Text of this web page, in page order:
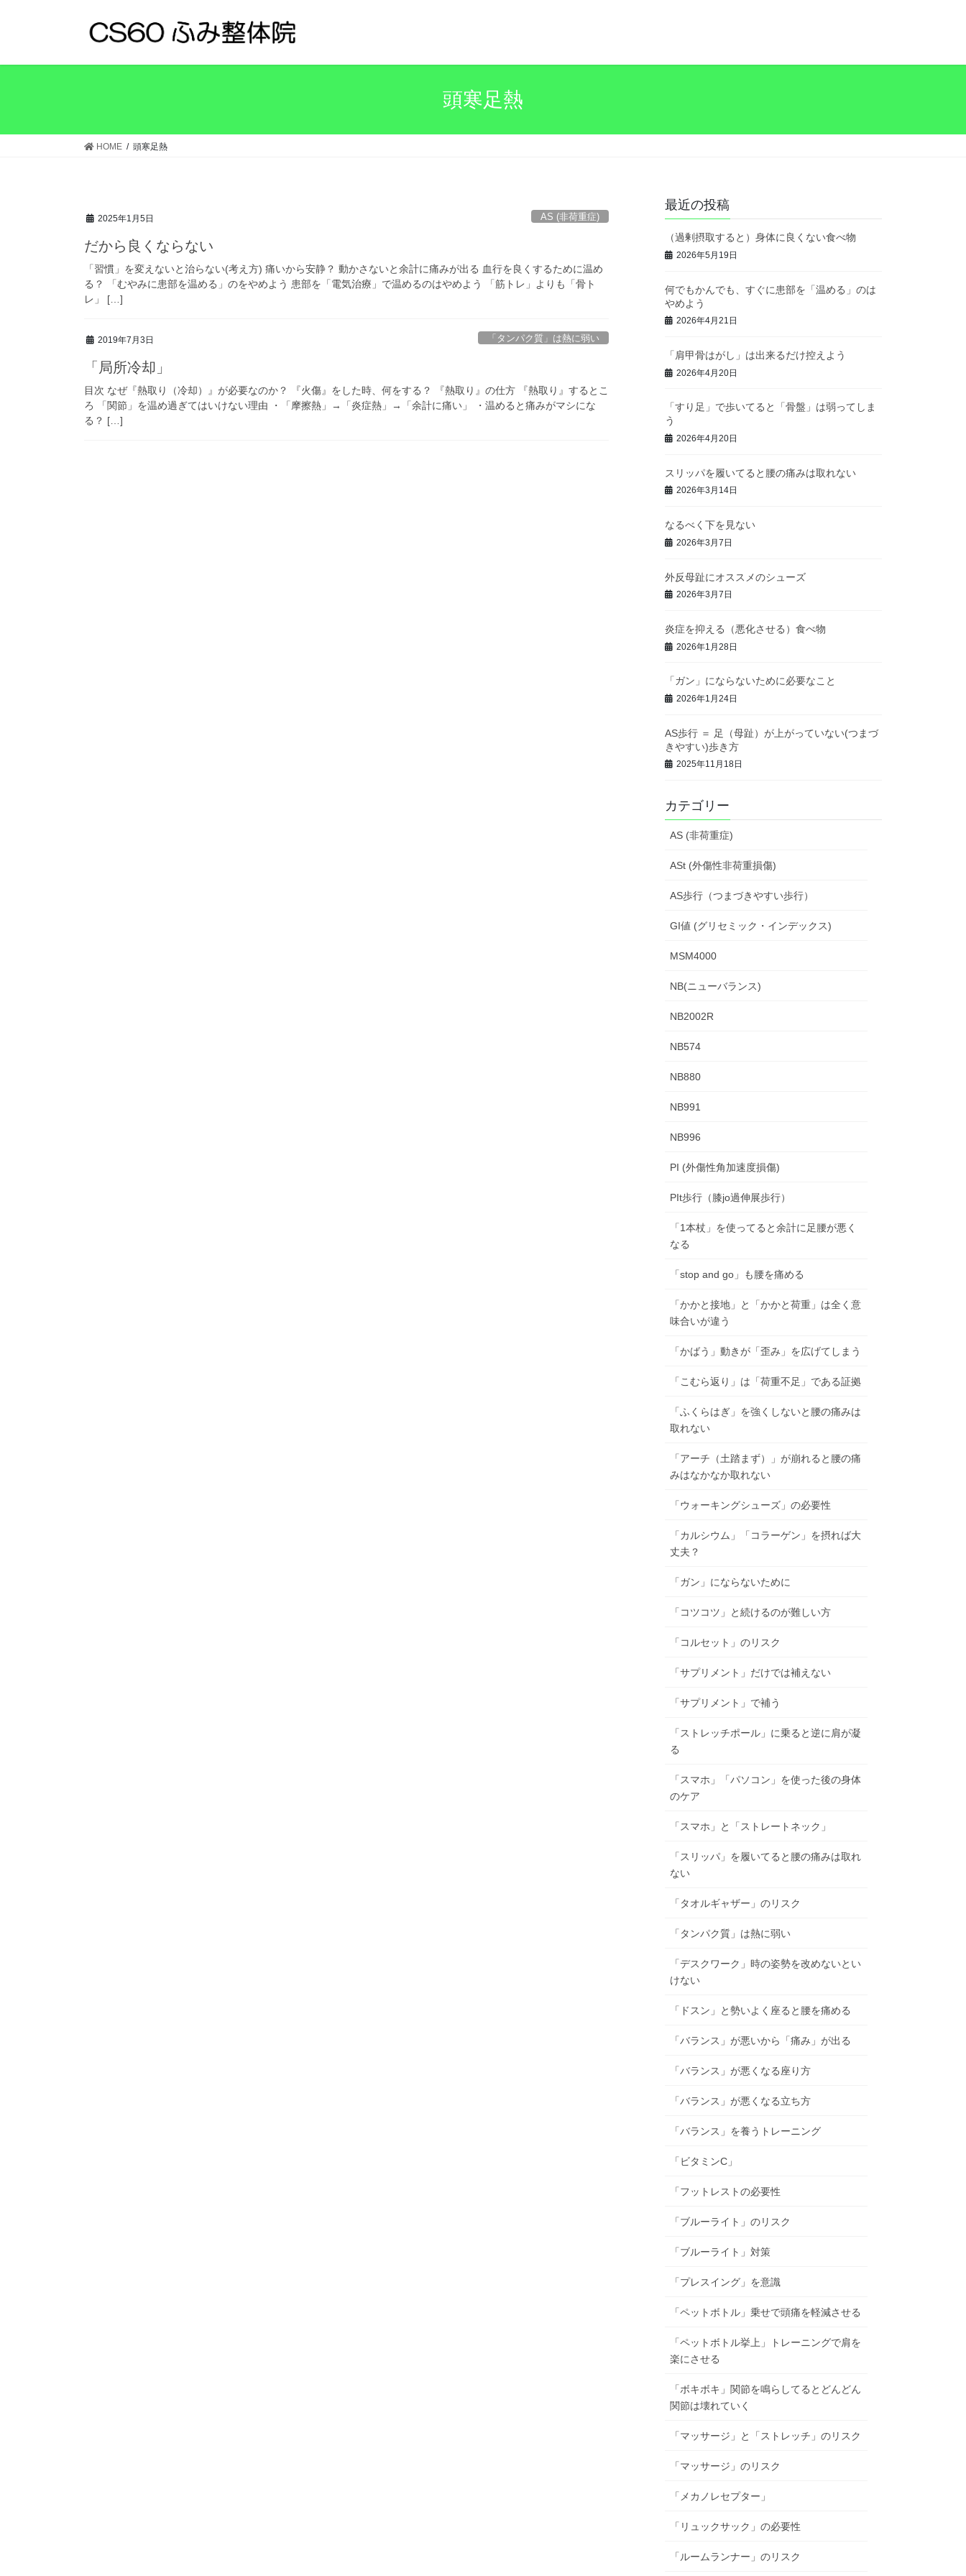
頭寒足熱
HOME 頭寒足熱
2025年1月5日 AS (非荷重症)
だから良くならない
「習慣」を変えないと治らない(考え方) 痛いから安静？ 動かさないと余計に痛みが出る 血行を良くするために温め
る？ 「むやみに患部を温める」のをやめよう 患部を「電気治療」で温めるのはやめよう 「筋トレ」よりも「骨ト
レ」 […]
2019年7月3日 「タンパク質」は熱に弱い
「局所冷却」
目次 なぜ『熱取り（冷却）』が必要なのか？ 『火傷』をした時、何をする？ 『熱取り』の仕方 『熱取り』するとこ
ろ 「関節」を温め過ぎてはいけない理由 ・「摩擦熱」→「炎症熱」→「余計に痛い」 ・温めると痛みがマシにな
る？ […]
最近の投稿
（過剰摂取すると）身体に良くない食べ物
2026年5月19日
何でもかんでも、すぐに患部を「温める」のは
やめよう
2026年4月21日
「肩甲骨はがし」は出来るだけ控えよう
2026年4月20日
「すり足」で歩いてると「骨盤」は弱ってしま
う
2026年4月20日
スリッパを履いてると腰の痛みは取れない
2026年3月14日
なるべく下を見ない
2026年3月7日
外反母趾にオススメのシューズ
2026年3月7日
炎症を抑える（悪化させる）食べ物
2026年1月28日
「ガン」にならないために必要なこと
2026年1月24日
AS歩行 ＝ 足（母趾）が上がっていない(つまづ
きやすい)歩き方
2025年11月18日
カテゴリー
AS (非荷重症)
ASt (外傷性非荷重損傷)
AS歩行（つまづきやすい歩行）
GI値 (グリセミック・インデックス)
MSM4000
NB(ニューバランス)
NB2002R
NB574
NB880
NB991
NB996
PI (外傷性角加速度損傷)
PIt歩行（膝jo過伸展歩行）
「1本杖」を使ってると余計に足腰が悪く
なる
「stop and go」も腰を痛める
「かかと接地」と「かかと荷重」は全く意
味合いが違う
「かばう」動きが「歪み」を広げてしまう
「こむら返り」は「荷重不足」である証拠
「ふくらはぎ」を強くしないと腰の痛みは
取れない
「アーチ（土踏まず）」が崩れると腰の痛
みはなかなか取れない
「ウォーキングシューズ」の必要性
「カルシウム」「コラーゲン」を摂れば大
丈夫？
「ガン」にならないために
「コツコツ」と続けるのが難しい方
「コルセット」のリスク
「サプリメント」だけでは補えない
「サプリメント」で補う
「ストレッチポール」に乗ると逆に肩が凝
る
「スマホ」「パソコン」を使った後の身体
のケア
「スマホ」と「ストレートネック」
「スリッパ」を履いてると腰の痛みは取れ
ない
「タオルギャザー」のリスク
「タンパク質」は熱に弱い
「デスクワーク」時の姿勢を改めないとい
けない
「ドスン」と勢いよく座ると腰を痛める
「バランス」が悪いから「痛み」が出る
「バランス」が悪くなる座り方
「バランス」が悪くなる立ち方
「バランス」を養うトレーニング
「ビタミンC」
「フットレストの必要性
「ブルーライト」のリスク
「ブルーライト」対策
「プレスイング」を意識
「ペットボトル」乗せで頭痛を軽減させる
「ペットボトル挙上」トレーニングで肩を
楽にさせる
「ボキボキ」関節を鳴らしてるとどんどん
関節は壊れていく
「マッサージ」と「ストレッチ」のリスク
「マッサージ」のリスク
「メカノレセプター」
「リュックサック」の必要性
「ルームランナー」のリスク